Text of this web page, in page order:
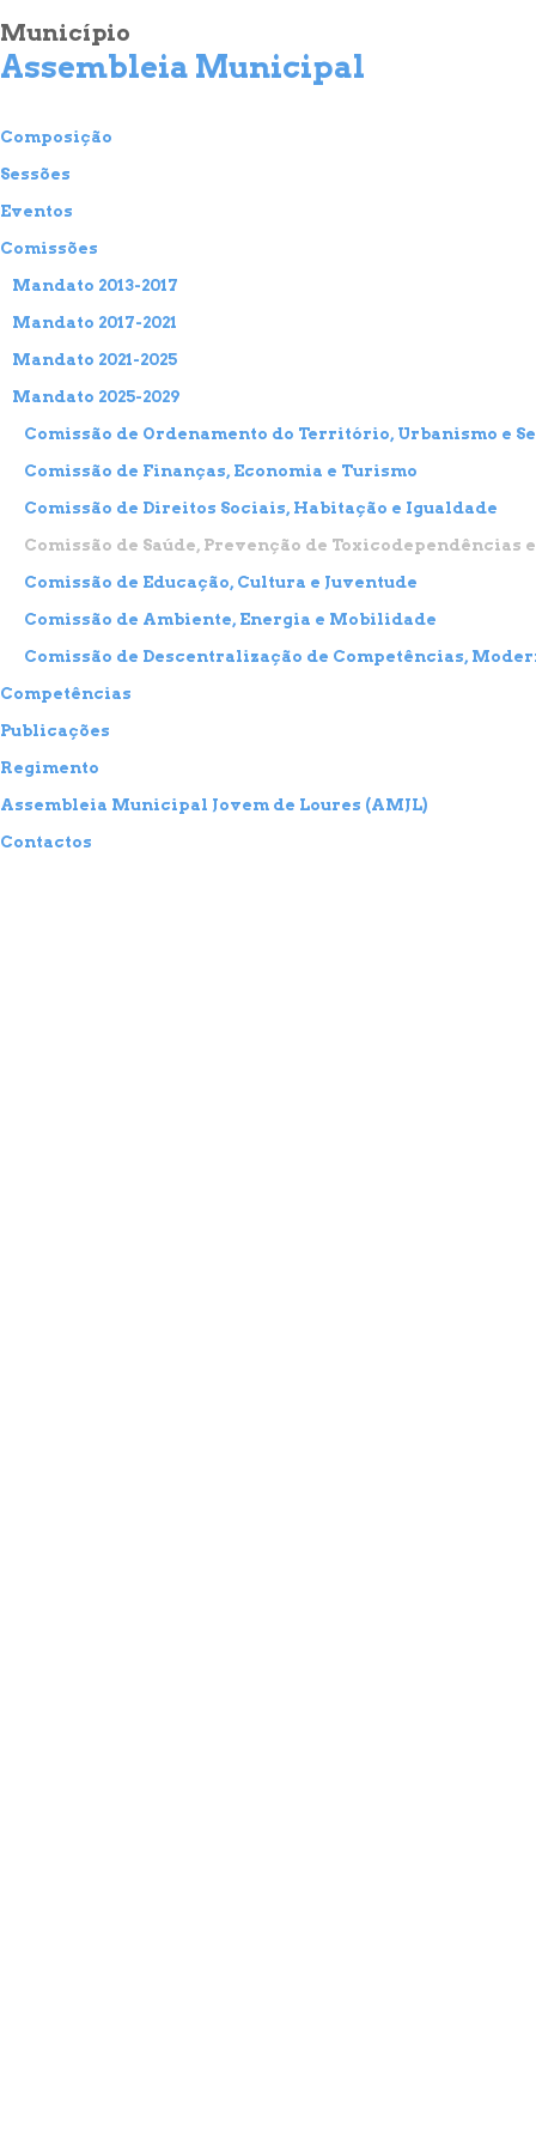
Município
Assembleia Municipal
Composição
Sessões
Eventos
Comissões
Mandato 2013-2017
Mandato 2017-2021
Mandato 2021-2025
Mandato 2025-2029
Comissão de Ordenamento do Território, Urbanismo e
Comissão de Finanças, Economia e Turismo
Comissão de Direitos Sociais, Habitação e Igualdade
Comissão de Saúde, Prevenção de Toxicodependências
Comissão de Educação, Cultura e Juventude
Comissão de Ambiente, Energia e Mobilidade
Comissão de Descentralização de Competências,
Competências
Publicações
Regimento
Assembleia Municipal Jovem de Loures (AMJL)
Contactos